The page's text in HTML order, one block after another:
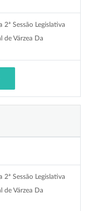
Sessão Legislativa
de Várzea Da
Sessão Legislativa
de Várzea Da